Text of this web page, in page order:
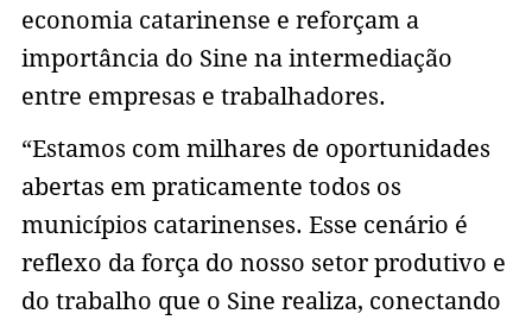
economia catarinense e reforçam a
importância do Sine na intermediação
entre empresas e trabalhadores.
“Estamos com milhares de oportunidades
abertas em praticamente todos os
municípios catarinenses. Esse cenário é
reflexo da força do nosso setor produtivo e
do trabalho que o Sine realiza, conectando